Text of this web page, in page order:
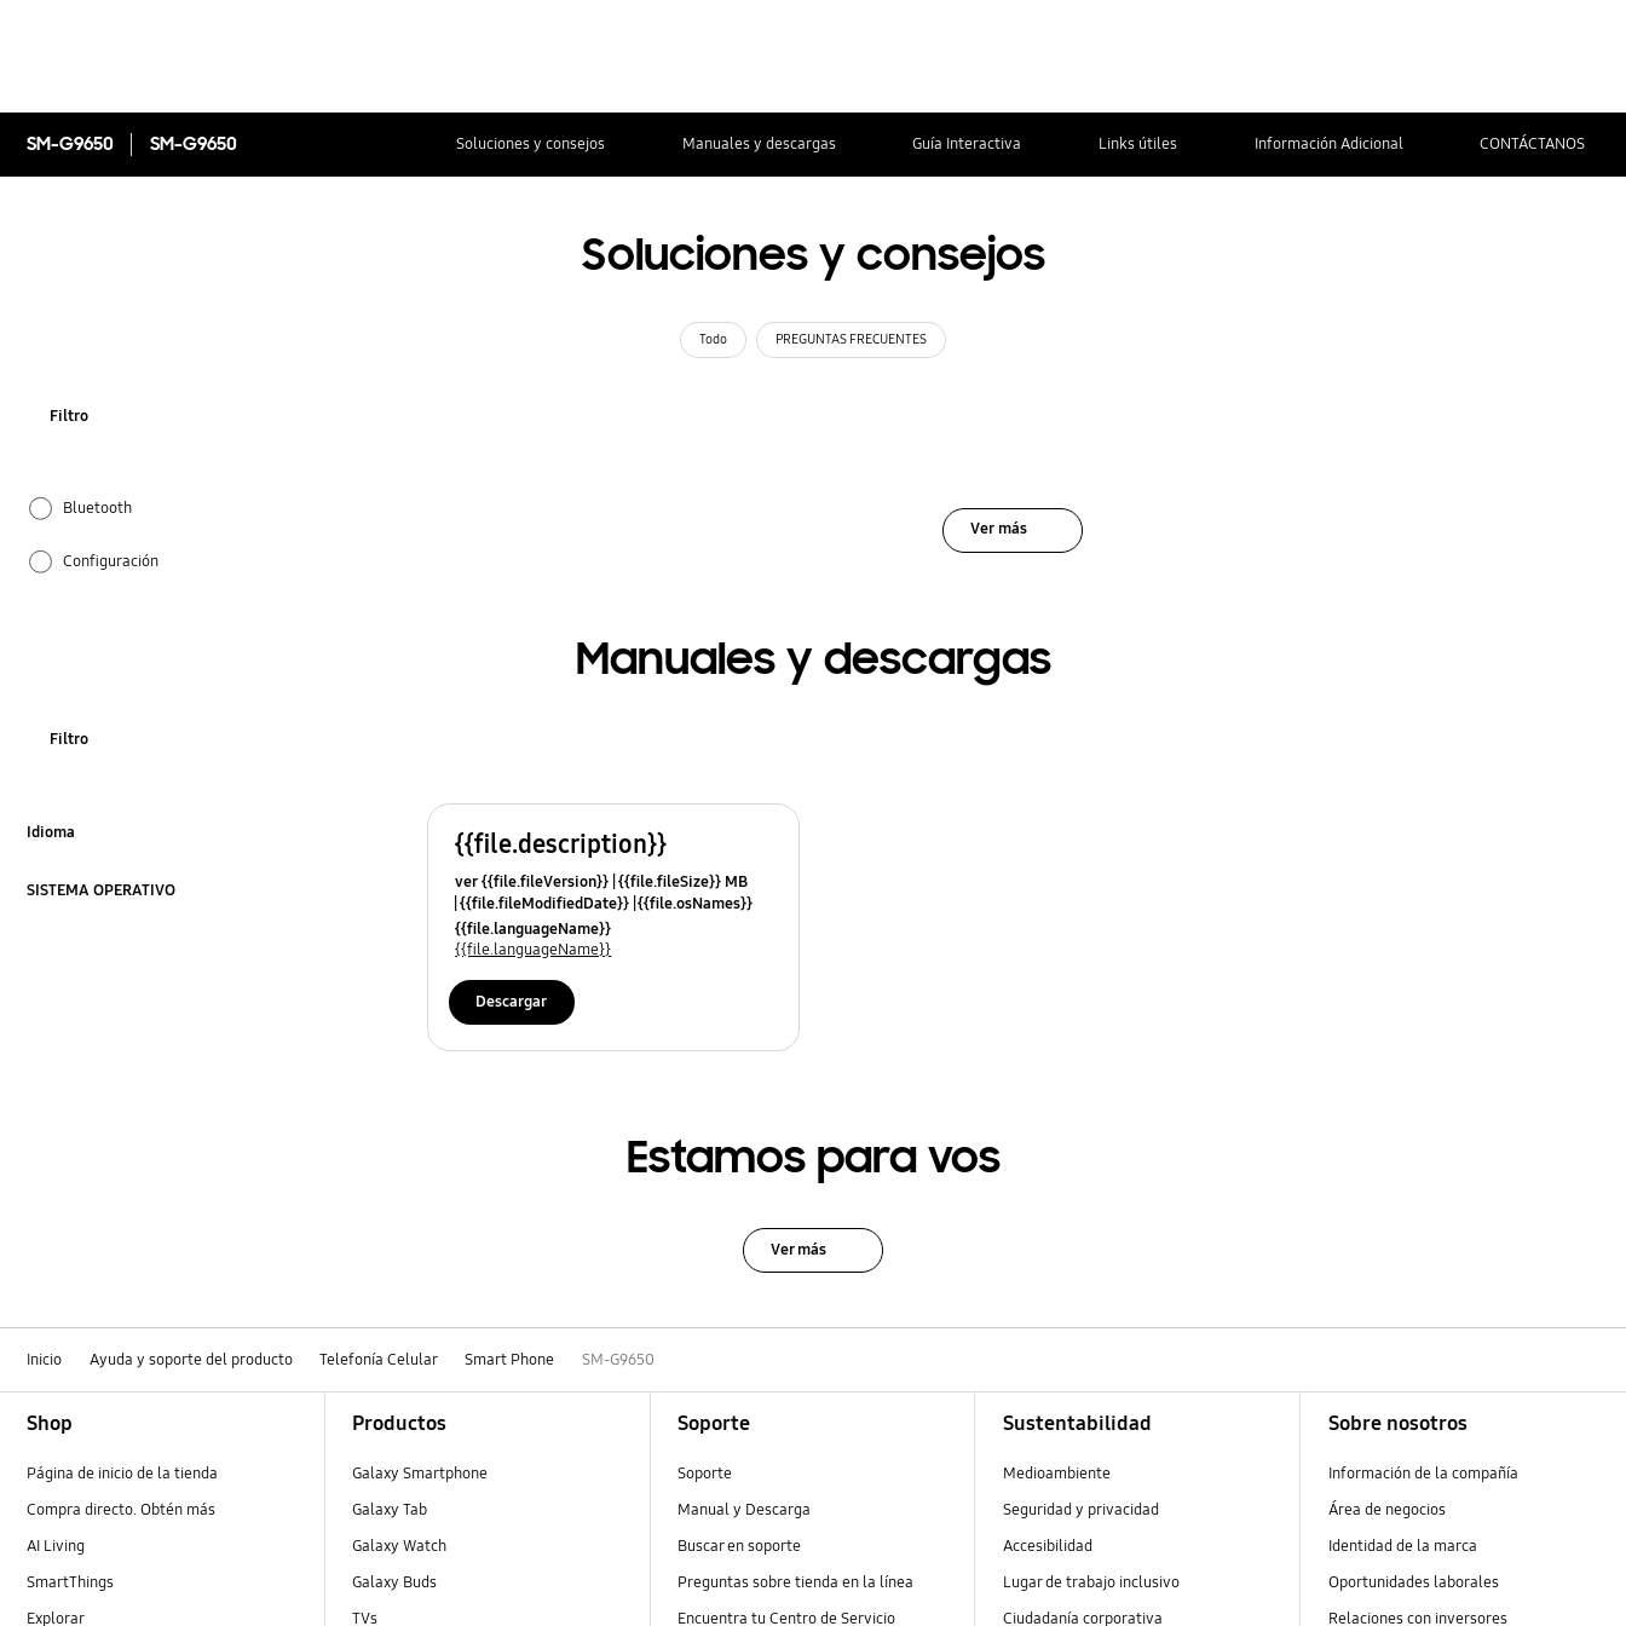
SM-G9650 SM-G9650 Soluciones y consejos Manuales y descargas Guía Interactiva Links útiles Información Adicional CONTÁCTANOS
Soluciones y consejos
Todo PREGUNTAS FRECUENTES
Filtro
Bluetooth
Configuración
Ver más
Manuales y descargas
Filtro
Idioma
SISTEMA OPERATIVO
{{file.description}}
ver {{file.fileVersion}} {{file.fileSize}} MB
{{file.fileModifiedDate}} {{file.osNames}}
{{file.languageName}}
{{file.languageName}}
Descargar
Estamos para vos
Ver más
Inicio Ayuda y soporte del producto Telefonía Celular Smart Phone SM-G9650
Shop
Página de inicio de la tienda
Compra directo. Obtén más
AI Living
SmartThings
Explorar
Productos
Galaxy Smartphone
Galaxy Tab
Galaxy Watch
Galaxy Buds
TVs
Soporte
Soporte
Manual y Descarga
Buscar en soporte
Preguntas sobre tienda en la línea
Encuentra tu Centro de Servicio
Sustentabilidad
Medioambiente
Seguridad y privacidad
Accesibilidad
Lugar de trabajo inclusivo
Ciudadanía corporativa
Sobre nosotros
Información de la compañía
Área de negocios
Identidad de la marca
Oportunidades laborales
Relaciones con inversores